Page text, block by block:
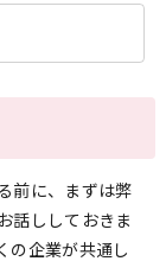
前に、まずは弊
話ししておきま
の企業が共通し